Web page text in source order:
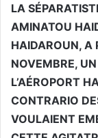
LA
AMINATOU
HAIDAROUN, A
NOVEMBRE,
L’AÉROPORT
CONTRARIO
VOULAIENT